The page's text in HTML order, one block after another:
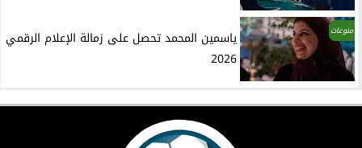
منوعات
ياسمين المحمد تحصل على زمالة الإعلام الرقمي
2026